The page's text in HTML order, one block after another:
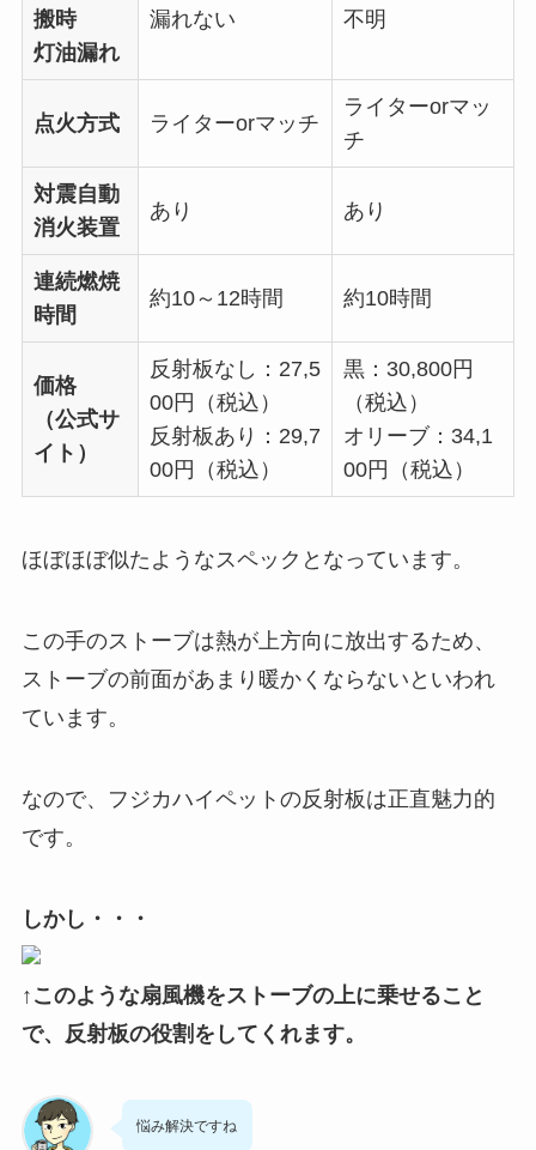
搬時
灯油漏れ
漏れない 不明
点火方式 ライターorマッチ
ライターorマッ
チ
対震自動
消火装置
あり あり
連続燃焼
時間
約10～12時間 約10時間
価格
（公式サ
イト）
反射板なし：27,5
00円（税込）
反射板あり：29,7
00円（税込）
黒：30,800円
（税込）
オリーブ：34,1
00円（税込）
ほぼほぼ似たようなスペックとなっています。
この手のストーブは熱が上方向に放出するため、
ストーブの前面があまり暖かくならないといわれ
ています。
なので、フジカハイペットの反射板は正直魅力的
です。
しかし・・・
↑このような扇風機をストーブの上に乗せること
で、反射板の役割をしてくれます。
悩み解決ですね